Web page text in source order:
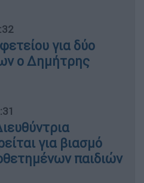
για δύο
ο Δημήτρης
για βιασμό
παιδιών